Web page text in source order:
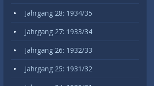
Jahrgang 28: 1934/35
Jahrgang 27: 1933/34
Jahrgang 26: 1932/33
Jahrgang 25: 1931/32